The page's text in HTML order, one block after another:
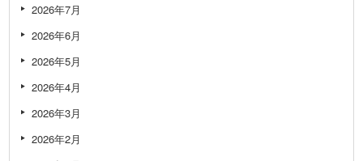
2026年7月
2026年6月
2026年5月
2026年4月
2026年3月
2026年2月